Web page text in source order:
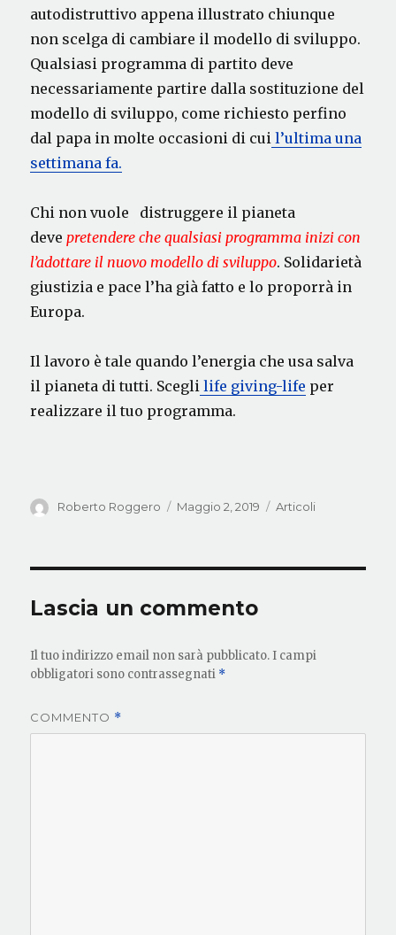
autodistruttivo appena illustrato chiunque
non scelga di cambiare il modello di sviluppo.
Qualsiasi programma di partito deve
necessariamente partire dalla sostituzione del
modello di sviluppo, come richiesto perfino
dal papa in molte occasioni di cui l’ultima una
settimana fa.
Chi non vuole distruggere il pianeta
devepretendere che qualsiasi programma inizi con
l’adottare il nuovo modello di sviluppo. Solidarietà
giustizia e pace l’ha già fatto e lo proporrà in
Europa.
Il lavoro è tale quando l’energia che usa salva
il pianeta di tutti. Scegli life giving-life per
realizzare il tuo programma.
Autore
Roberto Roggero
Pubblicato
Maggio 2, 2019 Categorie
Articoli
Lascia un commento
Il tuo indirizzo email non sarà pubblicato. I campi
obbligatori sono contrassegnati *
COMMENTO *